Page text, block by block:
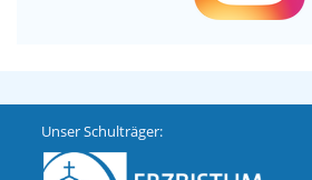
Unser Schulträger: